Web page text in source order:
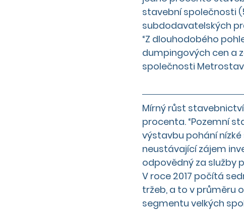
stavební společnosti
subdodavatelských
“Z dlouhodobého
dumpingových cen a
společnosti
Mírný růst
procenta. “Pozemní
výstavbu pohání
neustávající zájem
odpovědný za služby
V roce 2017 počítá
tržeb, a to v průměru
segmentu velkých